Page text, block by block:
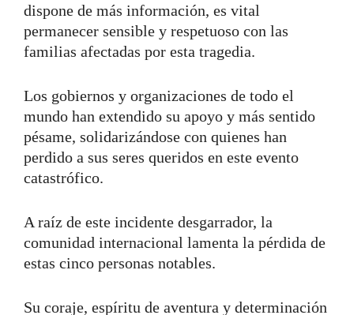
dispone de más información, es vital
permanecer sensible y respetuoso con las
familias afectadas por esta tragedia.
Los gobiernos y organizaciones de todo el
mundo han extendido su apoyo y más sentido
pésame, solidarizándose con quienes han
perdido a sus seres queridos en este evento
catastrófico.
A raíz de este incidente desgarrador, la
comunidad internacional lamenta la pérdida de
estas cinco personas notables.
Su coraje, espíritu de aventura y determinación